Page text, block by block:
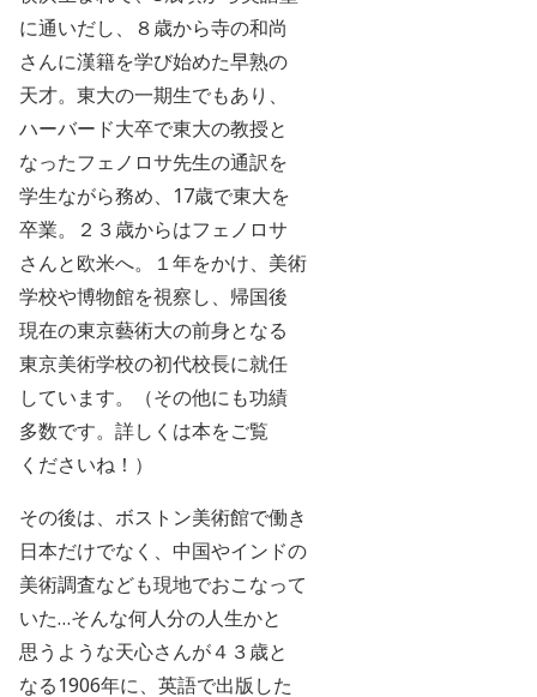
に通いだし、８歳から寺の和尚
さんに漢籍を学び始めた早熟の
天才。 東大の一期生でもあり、
ハーバード大卒で東大の教授と
なったフェノロサ先生の通訳を
学生ながら務め、 17歳で東大を
卒業。２３歳からはフェノロサ
さんと欧米へ。１年をかけ、美術
学校や博物館を視察し、帰国後
現在の東京藝術大の前身となる
東京美術学校の初代校長に就任
しています。（その他にも功績
多数です。詳しくは本をご覧
くださいね！）
その後は、ボストン美術館で働き
日本だけでなく、中国やインドの
美術調査なども現地でおこなって
いた…そんな何人分の人生かと
思うような天心さんが４３歳と
なる1906年に、英語で出版した